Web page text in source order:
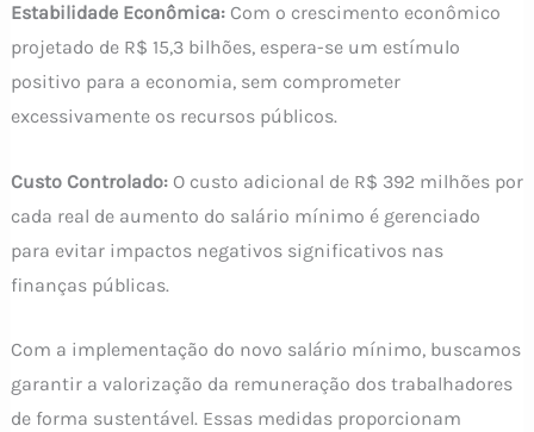
Estabilidade Econômica:Com o crescimento econômico
projetado de R$ 15,3 bilhões, espera-se um estímulo
positivo para a economia, sem comprometer
excessivamente os recursos públicos.
Custo Controlado:O custo adicional de R$ 392 milhões por
cada real de aumento do salário mínimo é gerenciado
para evitar impactos negativos significativos nas
finanças públicas.
Com a implementação do novo salário mínimo, buscamos
garantir a valorização da remuneração dos trabalhadores
de forma sustentável. Essas medidas proporcionam